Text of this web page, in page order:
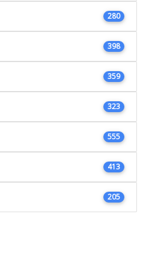
280
398
359
323
555
413
205